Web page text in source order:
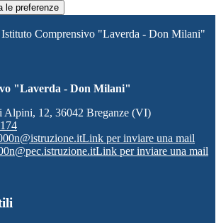
le preferenze
Istituto Comprensivo "Laverda - Don Milani"
"Laverda - Don Milani"
Alpini, 12, 36042 Breganze (VI)
Link per inviare una mail
Link per inviare una mail